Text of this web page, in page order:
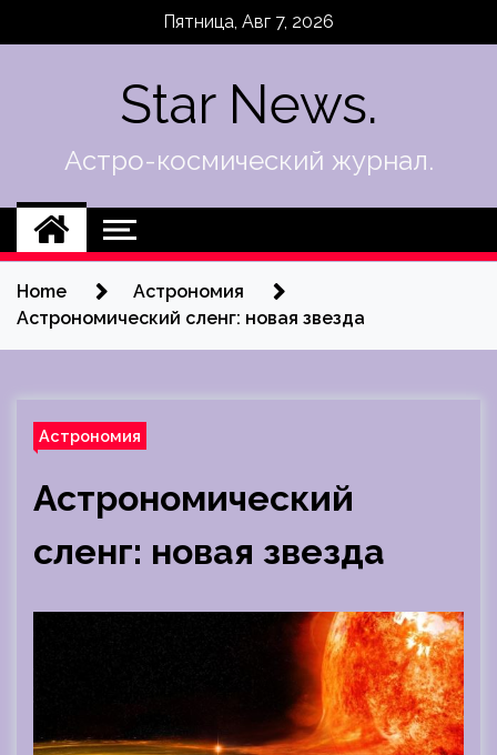
Пятница, Авг 7, 2026
Star News.
Астро-космический журнал.
Home
Астрономия
Астрономический сленг: новая звезда
Астрономия
Астрономический
сленг: новая звезда